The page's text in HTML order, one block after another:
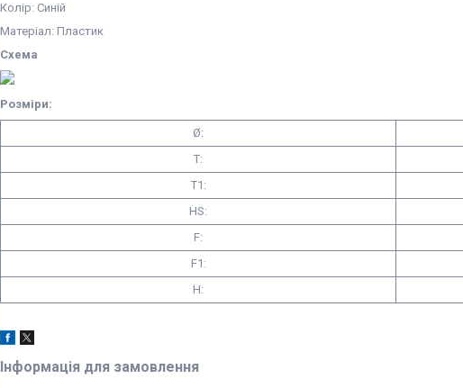
Колір: Синій
Матеріал: Пластик
Схема
Розміри:
Ø:
T:
T1:
HS:
F:
F1:
H:
Інформація для замовлення